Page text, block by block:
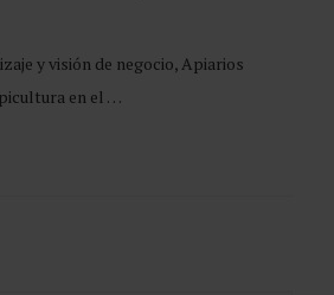
y visión de negocio, Apiarios
en el …